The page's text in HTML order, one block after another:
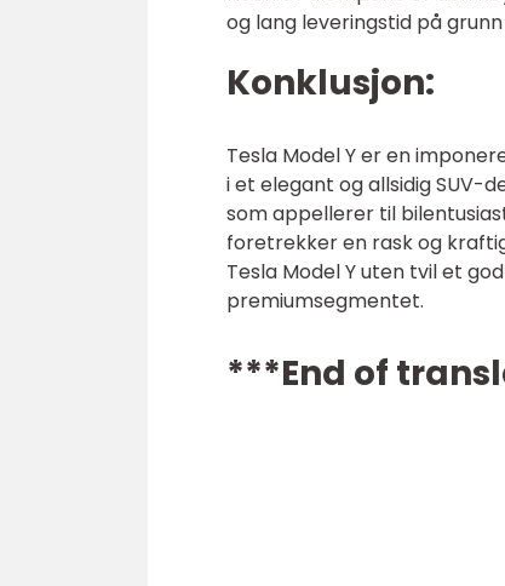
og lang leveringstid på
Konklusjon:
Tesla Model Y er en
i et elegant og allsidig SUV-
som appellerer til
foretrekker en rask og
Tesla Model Y uten tvil et
premiumsegmentet.
***End of